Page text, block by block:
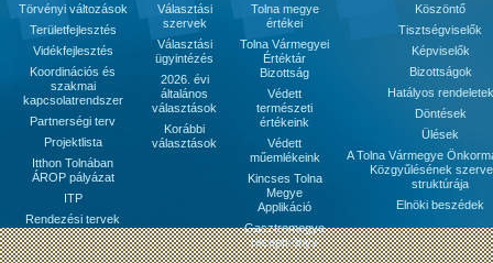
Törvényi változások
Területfejlesztés
Vidékfejlesztés
Koordinációs és
szakmai
kapcsolatrendszer
Partnerségi terv
Projektlista
Itthon Tolnában
ÁROP pályázat
ITP
Rendezési tervek
Választási
szervek
Választási
ügyintézés
2026. évi
általános
választások
Korábbi
választások
Tolna megye
értékei
Tolna Vármegyei
Értéktár
Bizottság
Védett
természeti
értékeink
Védett
műemlékeink
Kincses Tolna
Megye
Applikáció
Gasztromegye
receptkönyv
Köszöntő
Tisztségviselők
Képviselők
Bizottságok
Hatályos rendeletek
Döntések
Ülések
A Tolna Vármegye
Közgyűlésének
struktúrája
Elnöki beszédek